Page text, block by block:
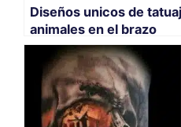
Diseños unicos de
animales en el brazo